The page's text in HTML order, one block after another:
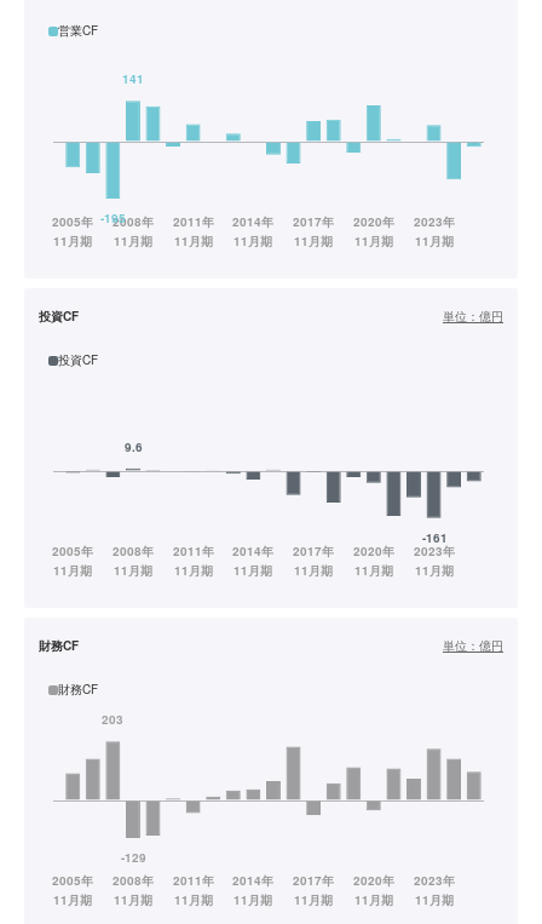
営業CF
投資CF 単位： 億円
投資CF
財務CF 単位： 億円
財務CF